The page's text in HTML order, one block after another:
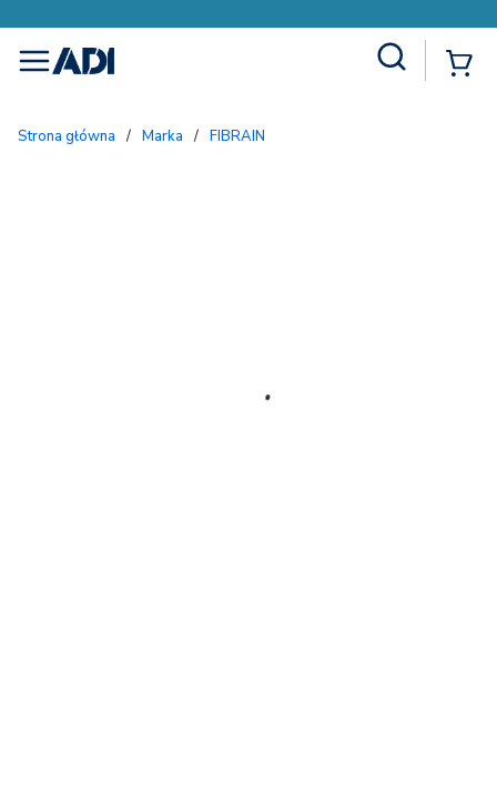
menu
Strona główna / Marka / FIBRAIN